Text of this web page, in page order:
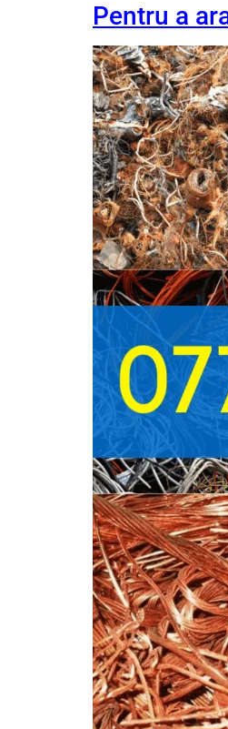
Pentru a